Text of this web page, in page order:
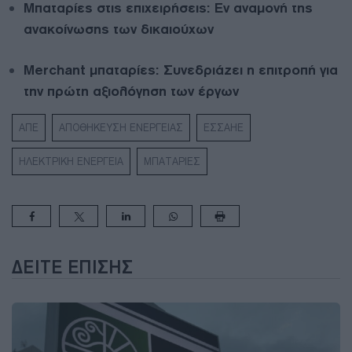
Μπαταρίες στις επιχειρήσεις: Εν αναμονή της
ανακοίνωσης των δικαιούχων
Merchant μπαταρίες: Συνεδριάζει η επιτροπή για
την πρώτη αξιολόγηση των έργων
ΑΠΕ ΑΠΟΘΗΚΕΥΣΗ ΕΝΕΡΓΕΙΑΣ ΕΣΣΑΗΕ
ΗΛΕΚΤΡΙΚΗ ΕΝΕΡΓΕΙΑ ΜΠΑΤΑΡΙΕΣ
ΔΕΊΤΕ ΕΠΊΣΗΣ